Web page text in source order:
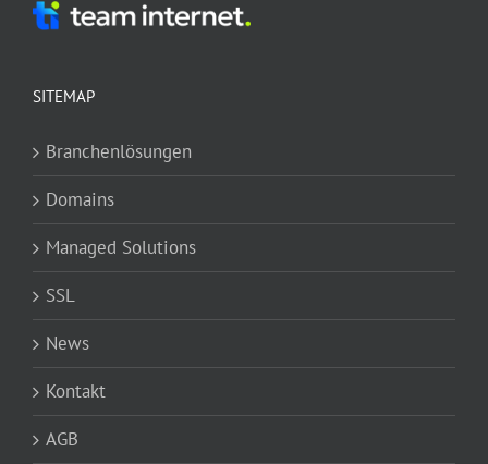
SITEMAP
Branchenlösungen
Domains
Managed Solutions
SSL
News
Kontakt
AGB